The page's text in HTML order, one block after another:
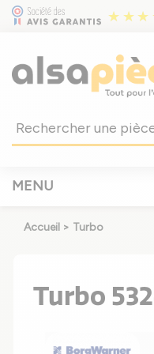
MENU
Accueil > Turbo
Turbo